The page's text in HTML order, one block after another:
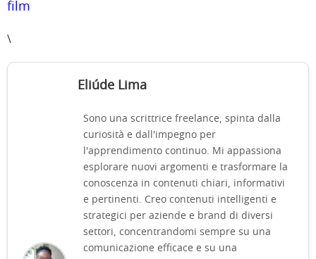
film
\
Eliúde Lima
Sono una scrittrice freelance, spinta dalla
curiosità e dall'impegno per
l'apprendimento continuo. Mi appassiona
esplorare nuovi argomenti e trasformare la
conoscenza in contenuti chiari, informativi
e pertinenti. Creo contenuti intelligenti e
strategici per aziende e brand di diversi
settori, concentrandomi sempre su una
comunicazione efficace e su una